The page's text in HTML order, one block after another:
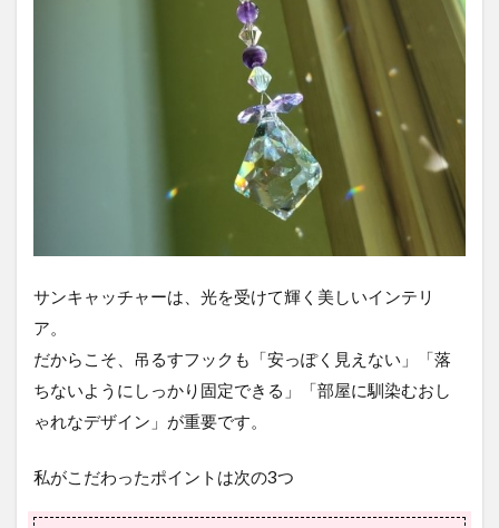
サンキャッチャーは、光を受けて輝く美しいインテリ
ア。
だからこそ、吊るすフックも「安っぽく見えない」「落
ちないようにしっかり固定できる」「部屋に馴染むおし
ゃれなデザイン」が重要です。
私がこだわったポイントは次の3つ